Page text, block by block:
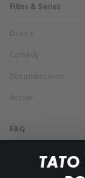
Films & Series
Drama
Comedy
Documentaries
Action
FAQ
My profile